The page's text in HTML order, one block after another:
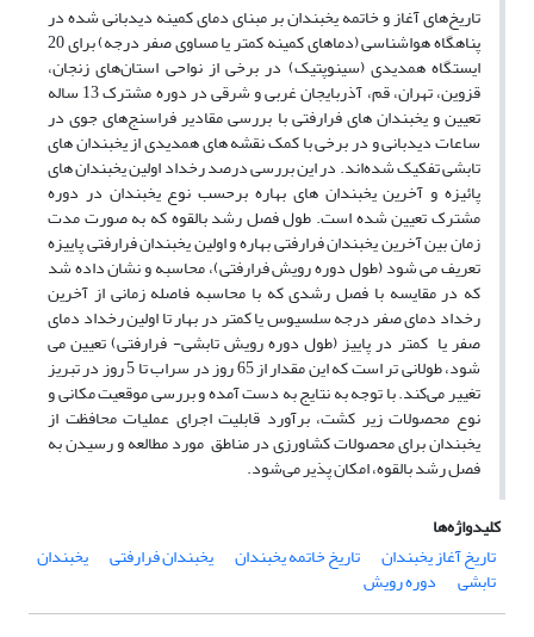
تاریخ‌های آغاز و خاتمه یخبندان بر مبنای دمای کمینه دیدبانی شده در
پناهگاه هواشناسی (دماهای کمینه کمتر یا مساوی صفر درجه) برای 20
ایستگاه همدیدی (سینوپتیک) در برخی از نواحی استان‌های زنجان،
قزوین، تهران، قم، آذربایجان غربی و شرقی در دوره مشترک 13 ساله
تعیین و یخبندان های فرارفتی با بررسی مقادیر فراسنج‌های جوی در
ساعات دیدبانی و در برخی با کمک نقشه های همدیدی از یخبندان های
تابشی تفکیک شده‌اند. در این بررسی درصد رخداد اولین یخبندان های
پائیزه و آخرین یخبندان های بهاره برحسب نوع یخبندان در دوره
مشترک تعیین شده است. طول فصل رشد بالقوه که به صورت مدت
زمان بین آخرین یخبندان فرارفتی بهاره و اولین یخبندان فرارفتی پاییزه
تعریف می شود (طول دوره رویش فرارفتی)، محاسبه و نشان داده شد
که در مقایسه با فصل رشدی که با محاسبه فاصله زمانی از آخرین
رخداد دمای صفر درجه سلسیوس یا کمتر در بهار تا اولین رخداد دمای
صفر یا کمتر در پاییز (طول دوره رویش تابشی- فرارفتی) تعیین می
شود، طولانی تر است که این مقدار از 65 روز در سراب تا 5 روز در تبریز
تغییر می‌کند. با توجه به نتایج به دست آمده و بررسی موقعیت مکانی و
نوع محصولات زیر کشت، برآورد قابلیت اجرای عملیات محافظت از
یخبندان برای محصولات کشاورزی در مناطق مورد مطالعه و رسیدن به
فصل رشد بالقوه، امکان پذیر می‌شود.
کلیدواژه‌ها
تاریخ آغاز یخبندان
تاریخ خاتمه یخبندان یخبندان فرارفتی یخبندان
تابشی دوره رویش